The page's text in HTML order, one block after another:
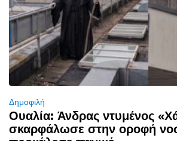
Δημοφιλή
Ουαλία: Άνδρας ντυμένος
σκαρφάλωσε στην οροφή